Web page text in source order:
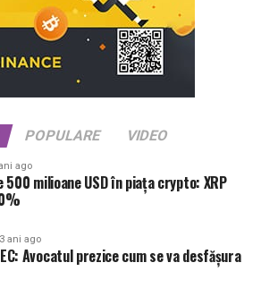
POPULARE VIDEO
ago
500 milioane USD în piața crypto: XRP
3 ani ago
Avocatul prezice cum se va desfășura